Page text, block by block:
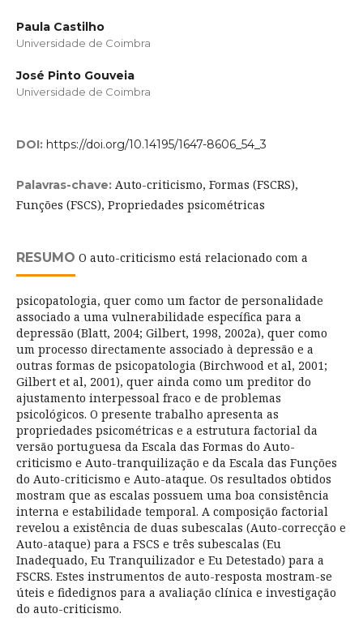
Paula Castilho
Universidade de Coimbra
José Pinto Gouveia
Universidade de Coimbra
DOI: https://doi.org/10.14195/1647-8606_54_3
Palavras-chave: Auto-criticismo, Formas (FSCRS),
Funções (FSCS), Propriedades psicométricas
RESUMO O auto-criticismo está relacionado com a
psicopatologia, quer como um factor de personalidade
associado a uma vulnerabilidade específica para a
depressão (Blatt, 2004; Gilbert, 1998, 2002a), quer como
um processo directamente associado à depressão e a
outras formas de psicopatologia (Birchwood et al, 2001;
Gilbert et al, 2001), quer ainda como um preditor do
ajustamento interpessoal fraco e de problemas
psicológicos. O presente trabalho apresenta as
propriedades psicométricas e a estrutura factorial da
versão portuguesa da Escala das Formas do Auto-
criticismo e Auto-tranquilização e da Escala das Funções
do Auto-criticismo e Auto-ataque. Os resultados obtidos
mostram que as escalas possuem uma boa consistência
interna e estabilidade temporal. A composição factorial
revelou a existência de duas subescalas (Auto-correcção e
Auto-ataque) para a FSCS e três subescalas (Eu
Inadequado, Eu Tranquilizador e Eu Detestado) para a
FSCRS. Estes instrumentos de auto-resposta mostram-se
úteis e fidedignos para a avaliação clínica e investigação
do auto-criticismo.